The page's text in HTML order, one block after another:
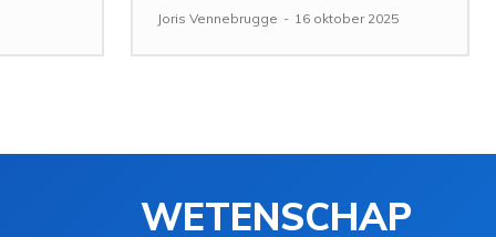
Joris Vennebrugge - 16 oktober 2025
WETENSCHAP